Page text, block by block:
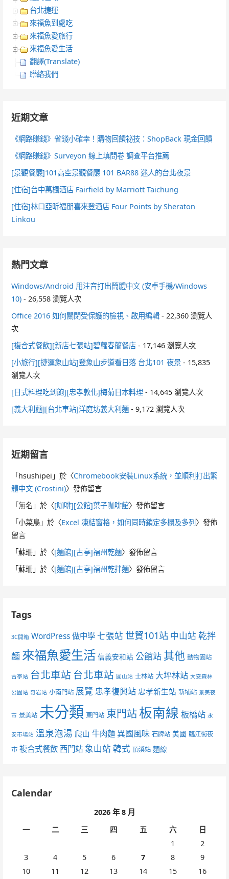
台北捷運
來福魚到處吃
來福魚愛旅行
來福魚愛生活
翻譯(Translate)
聯絡我們
近期文章
《網路賺錢》省錢小確幸！購物回饋祕技：ShopBack 現金回饋
《網路賺錢》Surveyon 線上填問卷 調查平台推薦
[景觀餐廳]101高空景觀餐廳 101 BAR88 迷人的台北夜景
[住宿]台中萬楓酒店 Fairfield by Marriott Taichung
[住宿]林口亞昕福朋喜來登酒店 Four Points by Sheraton
Linkou
熱門文章
Windows/Android 用注音打出簡體中文 (安卓手機/Windows
10) - 26,558 瀏覽人次
Office 2016 如何關閉受保護的檢視、啟用編輯 - 22,360 瀏覽人
次
[複合式餐飲][新店七張站]碧蘿春簡餐店 - 17,146 瀏覽人次
[小旅行][捷運象山站]登象山步道看日落 台北101 夜景 - 15,835
瀏覽人次
[日式料理吃到飽][忠孝敦化]梅菊日本料理 - 14,645 瀏覽人次
[義大利麵][台北車站]洋庭坊義大利麵 - 9,172 瀏覽人次
近期留言
「 hsushipei 」於〈Chromebook安裝Linux系統，並順利打出繁
體中文 (Crostini)〉發佈留言
「無名 」於〈[咖啡][公館]葉子咖啡館〉發佈留言
「小菜鳥 」於〈Excel 凍結窗格，如何同時鎖定多欄及多列 〉發佈
留言
「蘇珊 」於〈[麵館][古亭]福州乾麵〉發佈留言
「蘇珊 」於〈[麵館][古亭]福州乾拌麵〉發佈留言
Tags
3C開箱 WordPress 做中學 七張站 世貿101站 中山站 乾拌
麵 來福魚愛生活 信義安和站 公館站 其他 動物園站
古亭站 台北車站 台北車站 圓山站 士林站 大坪林站 大安森林
公園站 奇岩站 小南門站 展覽 忠孝復興站 忠孝新生站 新埔站 景美夜
市 景美站 未分類 東門站 東門站板南線 板橋站 永
安市場站 溫泉泡湯 爬山 牛肉麵 異國風味 石牌站 美國 臨江街夜
市 複合式餐飲 西門站 象山站 韓式 頂溪站 麵線
Calendar
2026 年 8 月
一
二 三 四 五 六
日
1
2
3
4 5 6 7 8
9
10
11 12 13 14 15
16